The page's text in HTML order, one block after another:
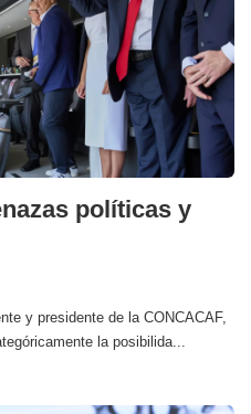
políticas y
y presidente de la CONCACAF,
la posibilida...